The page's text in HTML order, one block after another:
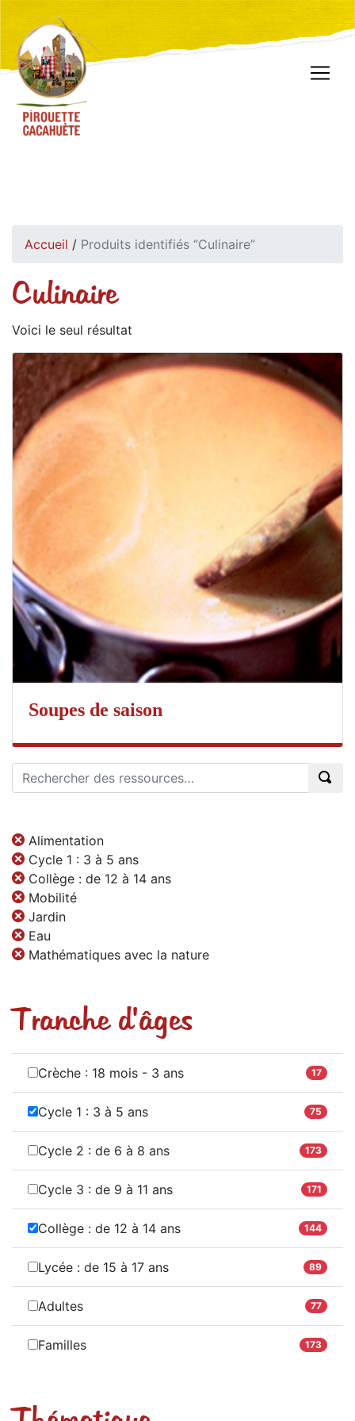
Accueil / Produits identifiés “Culinaire”
Culinaire
Voici le seul résultat
Soupes de saison
Alimentation
Cycle 1 : 3 à 5 ans
Collège : de 12 à 14 ans
Mobilité
Jardin
Eau
Mathématiques avec la nature
Tranche d'âges
Crèche : 18 mois - 3 ans 17
Cycle 1 : 3 à 5 ans 75
Cycle 2 : de 6 à 8 ans 173
Cycle 3 : de 9 à 11 ans 171
Collège : de 12 à 14 ans 144
Lycée : de 15 à 17 ans 89
Adultes 77
Familles 173